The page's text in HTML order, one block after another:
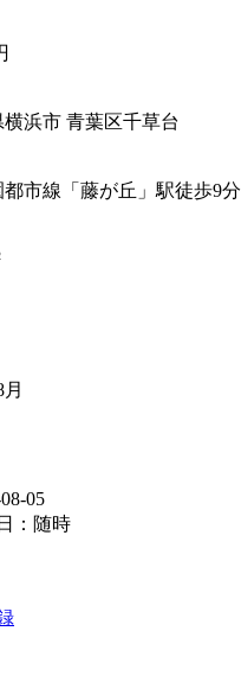
浜市 青葉区千草台
市線「藤が丘」駅徒歩9分
08-05
：随時